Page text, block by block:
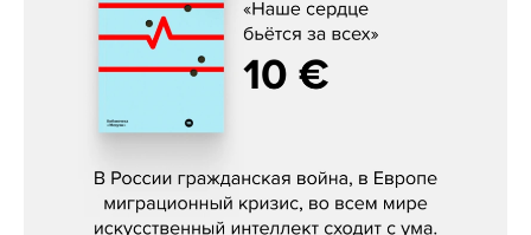
Константин Зарубин, «Наше сердце